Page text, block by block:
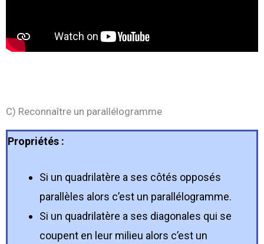
C) Reconnaître un parallélogramme
Propriétés :
Si un quadrilatère a ses côtés opposés
parallèles alors c’est un parallélogramme.
Si un quadrilatère a ses diagonales qui se
coupent en leur milieu alors c’est un